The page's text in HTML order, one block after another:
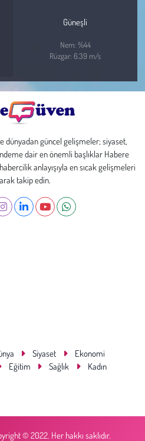
Güneşli
Nem: %44
Rüzgar: 6.39 m/s
dünyadan güncel gelişmeler; siyaset,
dair en önemli başlıklar Habere
anlayışıyla en sıcak gelişmeleri
takip edin.
Siyaset
Ekonomi
Eğitim Sağlık
Kadın
© 2022. Her hakkı saklıdır.